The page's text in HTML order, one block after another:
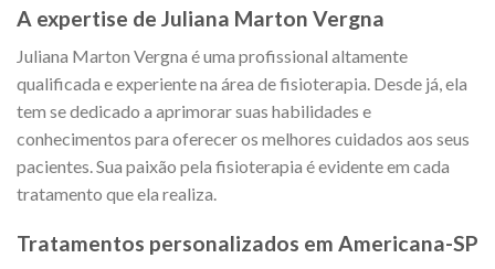
A expertise de Juliana Marton Vergna
Juliana Marton Vergna é uma profissional altamente
qualificada e experiente na área de fisioterapia. Desde já, ela
tem se dedicado a aprimorar suas habilidades e
conhecimentos para oferecer os melhores cuidados aos seus
pacientes. Sua paixão pela fisioterapia é evidente em cada
tratamento que ela realiza.
Tratamentos personalizados em Americana-SP